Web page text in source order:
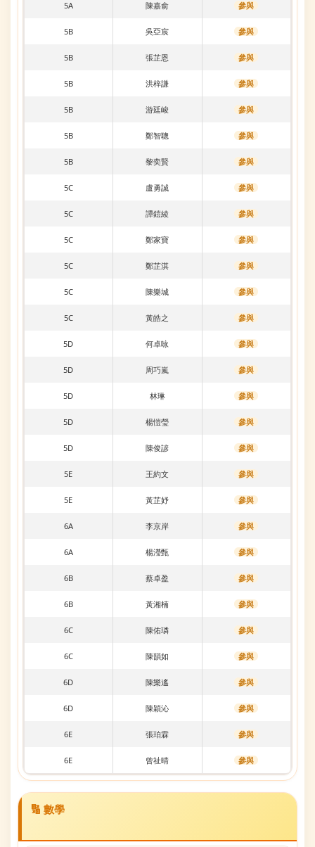
5A 陳嘉俞 參與
5B 吳亞宸 參與
5B 張芷恩 參與
5B 洪梓謙 參與
5B 游廷峻 參與
5B 鄭智聰 參與
5B 黎奕賢 參與
5C 盧勇誠 參與
5C 譚鎧綾 參與
5C 鄭家寶 參與
5C 鄭芷淇 參與
5C 陳樂城 參與
5C 黃皓之 參與
5D 何卓咏 參與
5D 周巧嵐 參與
5D 林琳 參與
5D 楊愷瑩 參與
5D 陳俊諺 參與
5E 王約文 參與
5E 黃芷妤 參與
6A 李京岸 參與
6A 楊瀅甄 參與
6B 蔡卓盈 參與
6B 黃湘楠 參與
6C 陳佑璘 參與
6C 陳韻如 參與
6D 陳樂遙 參與
6D 陳穎沁 參與
6E 張珀霖 參與
6E 曾祉晴 參與
🔢 數學